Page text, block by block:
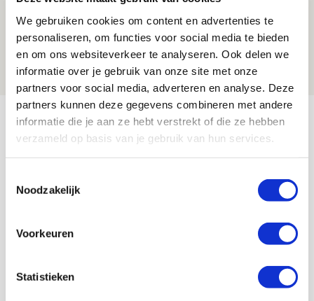
We gebruiken cookies om content en advertenties te
personaliseren, om functies voor social media te bieden
en om ons websiteverkeer te analyseren. Ook delen we
informatie over je gebruik van onze site met onze
partners voor social media, adverteren en analyse. Deze
partners kunnen deze gegevens combineren met andere
informatie die je aan ze hebt verstrekt of die ze hebben
verzameld op basis van je gebruik van hun services.
Noodzakelijk
Voorkeuren
Statistieken
Spelen bij Jong Ajax of Ajax 1? Dat
maakt Abdalla ‘geen reet’ uit
08 AUGUSTUS 2026 - 10:04
NIEUWS
Bekijk meer
AGENDA
23
Selectiedag ballenjongens/-meiden
[VOL]
11